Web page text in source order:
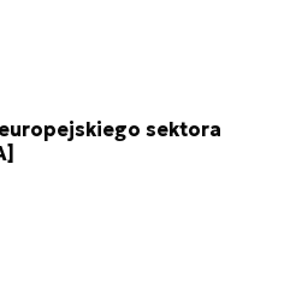
sektora